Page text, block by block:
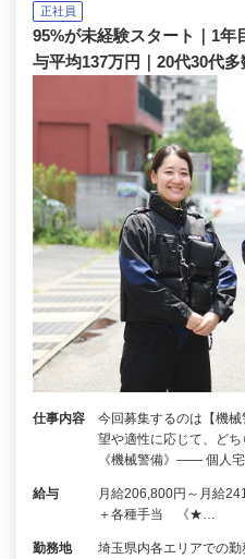
正社員
95%が未経験スタート｜1年
与平均137万円｜20代30代多
仕事内容
今回募集するのは【機
望や適性に応じて、ど
《機械警備》―― 個人
給与
月給206,800円～月給
＋各種手当 《★…
勤務地
埼玉県内各エリアでの